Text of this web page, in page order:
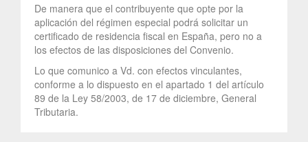
De manera que el contribuyente que opte por la
aplicación del régimen especial podrá solicitar un
certificado de residencia fiscal en España, pero no a
los efectos de las disposiciones del Convenio.
Lo que comunico a Vd. con efectos vinculantes,
conforme a lo dispuesto en el apartado 1 del artículo
89 de la Ley 58/2003, de 17 de diciembre, General
Tributaria.